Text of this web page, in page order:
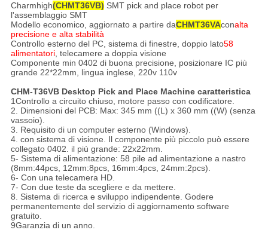
Charmhigh(CHMT36VB) SMT pick and place robot per
l'assemblaggio SMT
Modello economico, aggiornato a partire daCHMT36VAconalta
precisione e alta stabilità
Controllo esterno del PC, sistema di finestre, doppio lato58
alimentatori, telecamere a doppia visione
Componente min 0402 di buona precisione, posizionare IC più
grande 22*22mm, lingua inglese, 220v 110v
CHM-T36VB Desktop Pick and Place Machine caratteristica
1Controllo a circuito chiuso, motore passo con codificatore.
2. Dimensioni del PCB: Max: 345 mm ((L) x 360 mm ((W) (senza
vassoio).
3. Requisito di un computer esterno (Windows).
4. con sistema di visione. Il componente più piccolo può essere
collegato 0402. il più grande: 22x22mm.
5- Sistema di alimentazione: 58 pile ad alimentazione a nastro
(8mm:44pcs, 12mm:8pcs, 16mm:4pcs, 24mm:2pcs).
6- Con una telecamera HD.
7- Con due teste da scegliere e da mettere.
8. Sistema di ricerca e sviluppo indipendente. Godere
permanentemente del servizio di aggiornamento software
gratuito.
9Garanzia di un anno.